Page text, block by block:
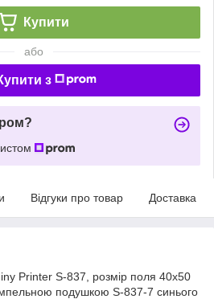
Купити
або
з
Відгуки про товар Доставка
Printer S-837 , розмір поля 40x50
подушкою S-837-7 синього